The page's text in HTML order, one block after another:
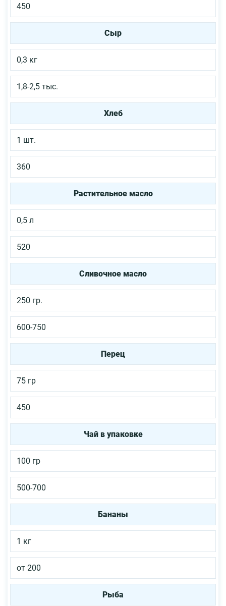
450
Сыр
0,3 кг
1,8-2,5 тыс.
Хлеб
1 шт.
360
Растительное масло
0,5 л
520
Сливочное масло
250 гр.
600-750
Перец
75 гр
450
Чай в упаковке
100 гр
500-700
Бананы
1 кг
от 200
Рыба